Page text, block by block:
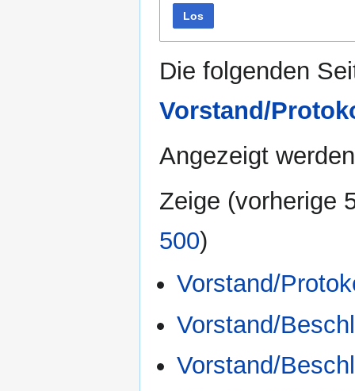
Los
Die folgenden
Vorstand/
Angezeigt
Zeige (vorherige
500)
Vorstand/
Vorstand/
Vorstand/